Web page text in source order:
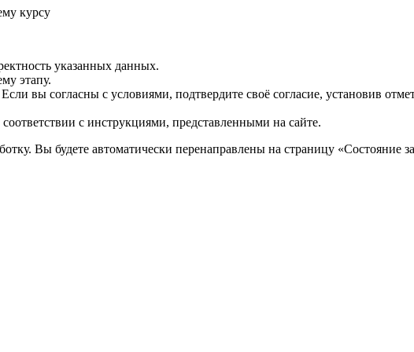
курсу
указанных данных.
этапу.
вы согласны с условиями, подтвердите своё согласие, установив
с инструкциями, представленными на сайте.
Вы будете автоматически перенаправлены на страницу «Состояние